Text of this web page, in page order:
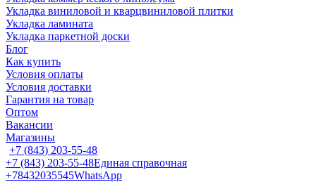
Укладка виниловой и кварцвиниловой плитки
Укладка ламината
Укладка паркетной доски
Блог
Как купить
Условия оплаты
Условия доставки
Гарантия на товар
Оптом
Вакансии
Магазины
+7 (843) 203-55-48
+7 (843) 203-55-48Единая справочная
+78432035545WhatsApp